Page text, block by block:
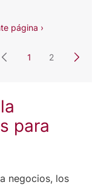
página ›
1 2
para
negocios, los